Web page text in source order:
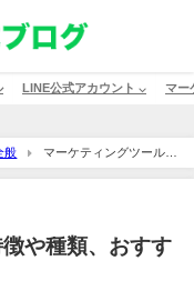
LINE公式アカウント ⌵ マー
般
マーケティングツールと
や種類、おすす